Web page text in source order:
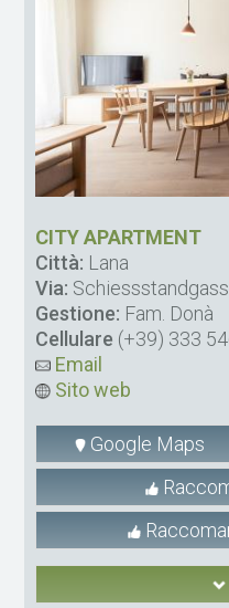
CITY APARTMENT
Città: Lana
Via:
Gestione: Fam. Donà
Cellulare (+39) 333
Email
Sito web
Google Maps